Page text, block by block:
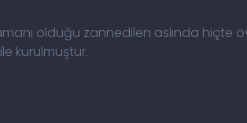
olduğu zannedilen aslında hiçte
kurulmuştur.